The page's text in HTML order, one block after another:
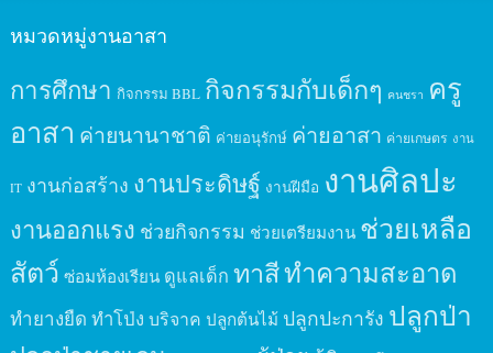
หมวดหมู่งานอาสา
การศึกษา กิจกรรม BBL กิจกรรมกับเด็กๆ คนชรา ครู
อาสา ค่ายนานาชาติ ค่ายอนุรักษ์ ค่ายอาสา ค่ายเกษตร งาน
IT งานก่อสร้าง งานประดิษฐ์ งานฝีมือ งานศิลปะ
งานออกแรง ช่วยกิจกรรม ช่วยเตรียมงาน ช่วยเหลือ
สัตว์ ซ่อมห้องเรียน ดูแลเด็ก ทาสีทำความสะอาด
ทำยางยืด ทำโป่ง บริจาค ปลูกต้นไม้ ปลูกปะการัง ปลูกป่า